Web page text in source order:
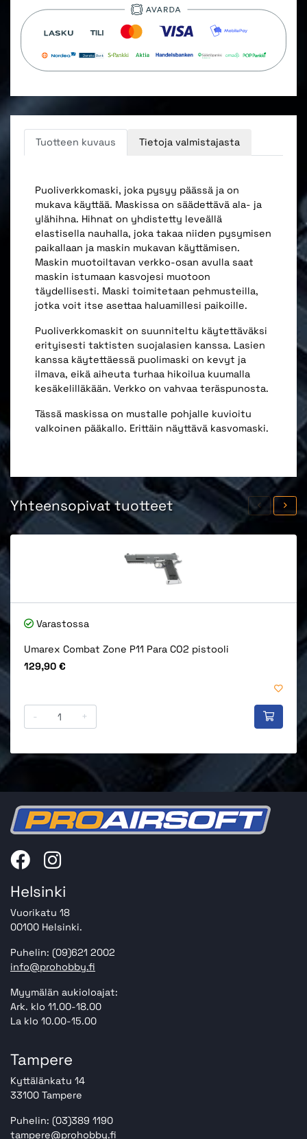
Tuotteen kuvaus Tietoja valmistajasta
Puoliverkkomaski, joka pysyy päässä ja on
mukava käyttää. Maskissa on säädettävä ala- ja
ylähihna. Hihnat on yhdistetty leveällä
elastisella nauhalla, joka takaa niiden pysymisen
paikallaan ja maskin mukavan käyttämisen.
Maskin muotoiltavan verkko-osan avulla saat
maskin istumaan kasvojesi muotoon
täydellisesti. Maski toimitetaan pehmusteilla,
jotka voit itse asettaa haluamillesi paikoille.
Puoliverkkomaskit on suunniteltu käytettäväksi
erityisesti taktisten suojalasien kanssa. Lasien
kanssa käytettäessä puolimaski on kevyt ja
ilmava, eikä aiheuta turhaa hikoilua kuumalla
kesäkelilläkään. Verkko on vahvaa teräspunosta.
Tässä maskissa on mustalle pohjalle kuvioitu
valkoinen pääkallo. Erittäin näyttävä kasvomaski.
Yhteensopivat tuotteet
Varastossa
Umarex Combat Zone P11 Para CO2 pistooli
Hinta
129,90 €
- +
Helsinki
Vuorikatu 18
00100 Helsinki.
Puhelin: (09)621 2002
info@prohobby.fi
Myymälän aukioloajat:
Ark. klo 11.00-18.00
La klo 10.00-15.00
Tampere
Kyttälänkatu 14
33100 Tampere
Puhelin: (03)389 1190
tampere@prohobby.fi